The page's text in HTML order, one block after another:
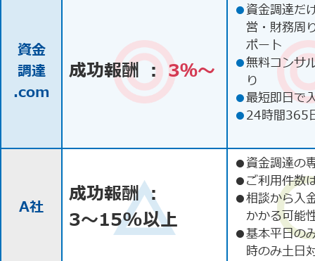
資金
調達
.com
成功報酬 ： 3％〜
●資金調達だ
営・財務周
ポート
●無料コンサ
り
●最短即日で
●24時間365
A社
成功報酬 ：
3〜15%以上
●資金調達の
●ご利用件数
●相談から入
かかる可能
●基本平日の
時のみ土日